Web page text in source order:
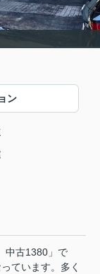
ン
中古1380」で
ています。多く